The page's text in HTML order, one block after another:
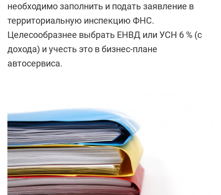
необходимо заполнить и подать заявление в
территориальную инспекцию ФНС.
Целесообразнее выбрать ЕНВД или УСН 6 % (с
дохода) и учесть это в бизнес-плане
автосервиса.